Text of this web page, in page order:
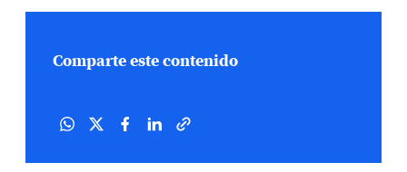
Comparte este contenido